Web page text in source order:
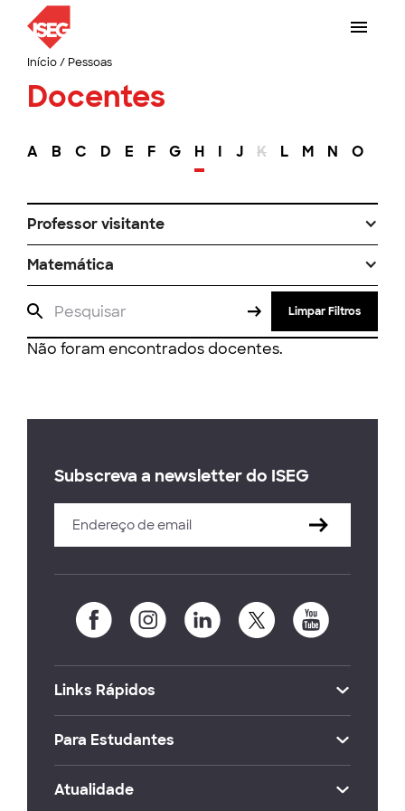
Início/ Pessoas
Docentes
A B C D E F G H I J K L M N O
Professor visitante
Matemática
Limpar Filtros
Não foram encontrados docentes.
Subscreva a newsletter do ISEG
Links Rápidos
Para Estudantes
Atualidade